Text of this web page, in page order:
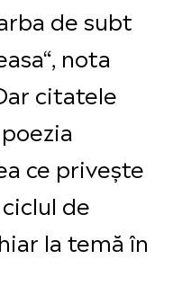
de subt
nota
citatele
ce privește
de
la temă în